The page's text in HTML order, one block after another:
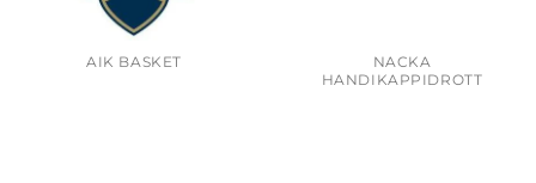
AIK BASKET
NACKA
HANDIKAPPIDROTT